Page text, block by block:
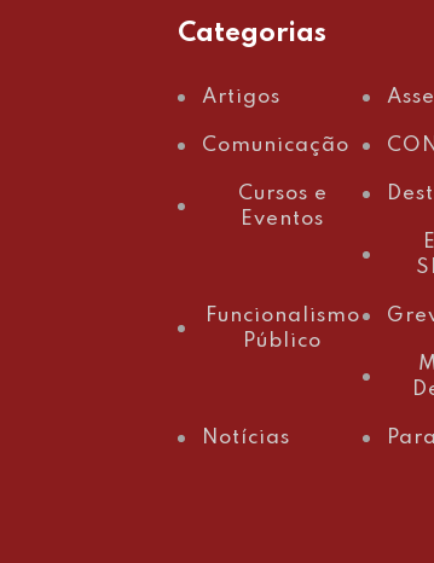
Categorias
Artigos
Comunicação
Cursos e
Eventos
Funcionalismo
Público
Notícias